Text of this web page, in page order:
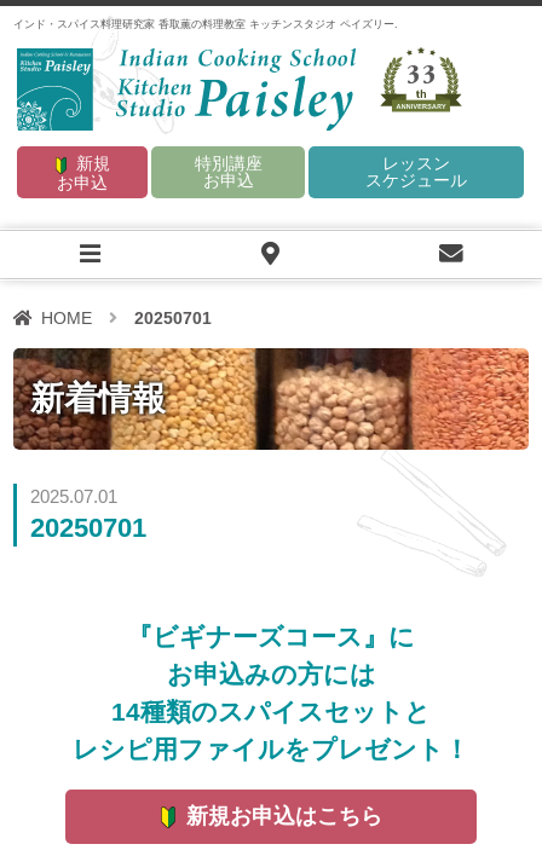
インド・スパイス料理研究家 香取薫の料理教室 キッチンスタジオ ペイズリー.
33
新規
お申込
特別講座
お申込
レッスン
スケジュール
HOME 20250701
新着情報
2025.07.01
20250701
『ビギナーズコース』に
お申込みの方には
14種類のスパイスセットと
レシピ用ファイルをプレゼント！
新規お申込はこちら